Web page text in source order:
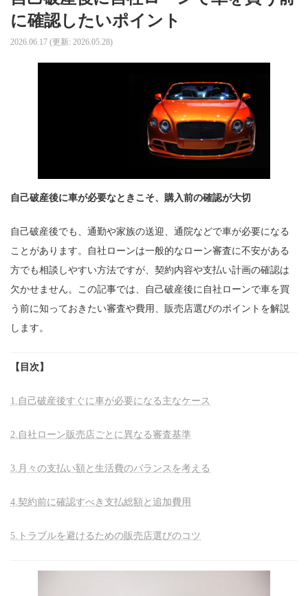
に確認したいポイント
2026.06.17 (更新: 2026.05.28)
自己破産後に車が必要なときこそ、購入前の確認が大切
自己破産後でも、通勤や家族の送迎、通院などで車が必要になる
ことがあります。自社ローンは一般的なローン審査に不安がある
方でも相談しやすい方法ですが、契約内容や支払い計画の確認は
欠かせません。この記事では、自己破産後に自社ローンで車を買
う前に知っておきたい審査や費用、販売店選びのポイントを解説
します。
【目次】
1.自己破産後すぐに車が必要になる主なケース
2.自社ローン販売店ごとに異なる審査基準
3.月々の支払い額と生活費のバランスを考える
4.契約前に確認すべき支払総額と追加費用
5.トラブルを避けるための販売店選びのコツ